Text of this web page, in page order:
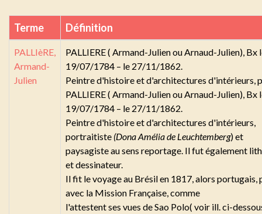
Terme Définition
PALLIèRE,
Armand-
Julien
PALLIERE ( Armand-Julien ou Arnaud-Julien), Bx
19/07/1784 – le 27/11/1862.
Peintre d'histoire et d'architectures d'intérieurs,
PALLIERE ( Armand-Julien ou Arnaud-Julien), Bx
19/07/1784 – le 27/11/1862.
Peintre d'histoire et d'architectures d'intérieurs,
portraitiste (Dona Amélia de Leuchtemberg) et
paysagiste au sens reportage. Il fut également
et dessinateur.
Il fit le voyage au Brésil en 1817, alors portugais,
avec la Mission Française, comme
l'attestent ses vues de Sao Polo( voir ill. ci-